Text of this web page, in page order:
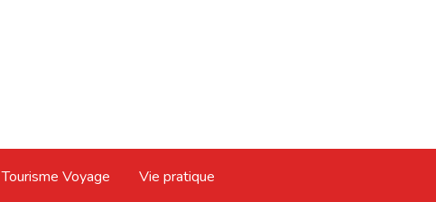
Tourisme Voyage Vie pratique